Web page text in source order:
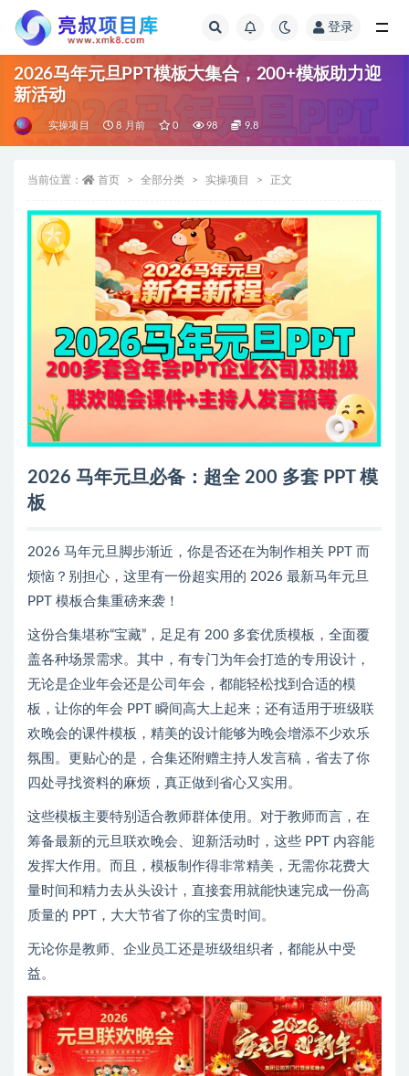
登录
2026马年元旦PPT模板大集合，200+模板助力迎
新活动
实操项目 8 月前 0 98 9.8
当前位置： 首页 全部分类 实操项目 正文
2026 马年元旦必备：超全 200 多套 PPT 模
板
2026 马年元旦脚步渐近，你是否还在为制作相关 PPT 而
烦恼？别担心，这里有一份超实用的 2026 最新马年元旦
PPT 模板合集重磅来袭！
这份合集堪称“宝藏”，足足有 200 多套优质模板，全面覆
盖各种场景需求。其中，有专门为年会打造的专用设计，
无论是企业年会还是公司年会，都能轻松找到合适的模
板，让你的年会 PPT 瞬间高大上起来；还有适用于班级联
欢晚会的课件模板，精美的设计能够为晚会增添不少欢乐
氛围。更贴心的是，合集还附赠主持人发言稿，省去了你
四处寻找资料的麻烦，真正做到省心又实用。
这些模板主要特别适合教师群体使用。对于教师而言，在
筹备最新的元旦联欢晚会、迎新活动时，这些 PPT 内容能
发挥大作用。而且，模板制作得非常精美，无需你花费大
量时间和精力去从头设计，直接套用就能快速完成一份高
质量的 PPT，大大节省了你的宝贵时间。
无论你是教师、企业员工还是班级组织者，都能从中受
益。